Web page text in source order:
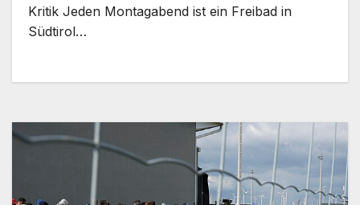
Kritik Jeden Montagabend ist ein Freibad in
Südtirol…